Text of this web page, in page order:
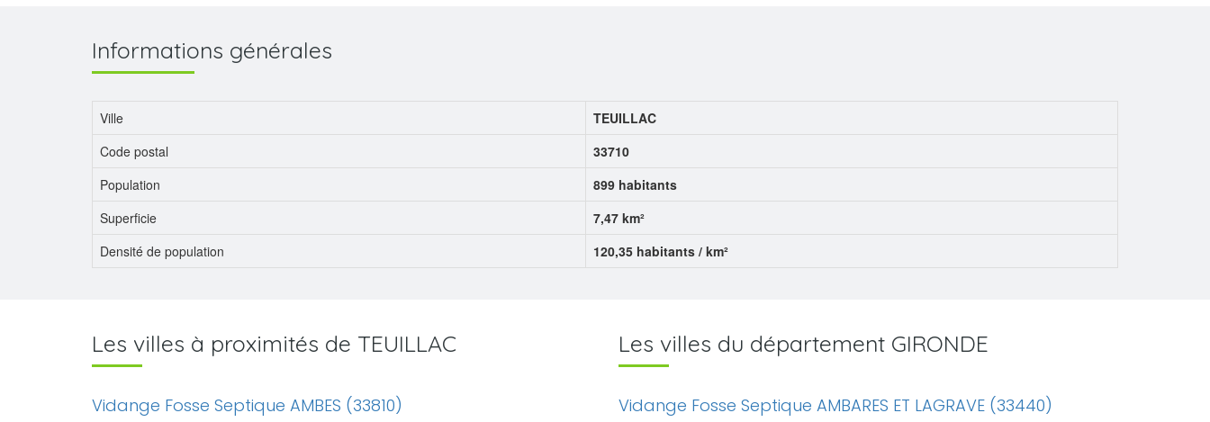
Informations générales
Ville
TEUILLAC
Code postal
33710
Population
899 habitants
Superficie
7,47 km²
Densité de population
120,35 habitants / km²
Les villes à proximités de TEUILLAC
Vidange Fosse Septique AMBES (33810)
Les villes du département GIRONDE
Vidange Fosse Septique AMBARES ET LAGRAVE (33440)